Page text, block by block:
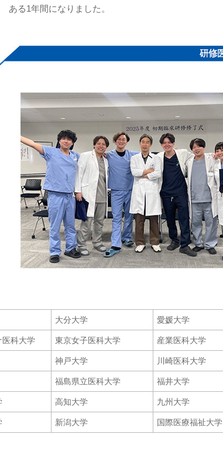
ある1年間になりました。
大分大学 愛媛大学
医科大学 東京女子医科大学 産業医科大学
神戸大学 川崎医科大学
福島県立医科大学 福井大学
高知大学 九州大学
新潟大学 国際医療福祉大学